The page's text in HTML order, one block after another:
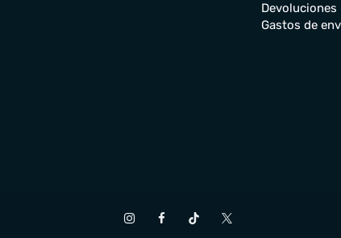
Devoluciones
Gastos de